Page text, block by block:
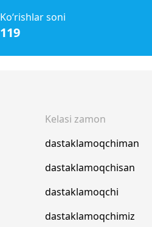
Ko‘rishlar soni
119
Kelasi zamon
dastaklamoqchiman
dastaklamoqchisan
dastaklamoqchi
dastaklamoqchimiz